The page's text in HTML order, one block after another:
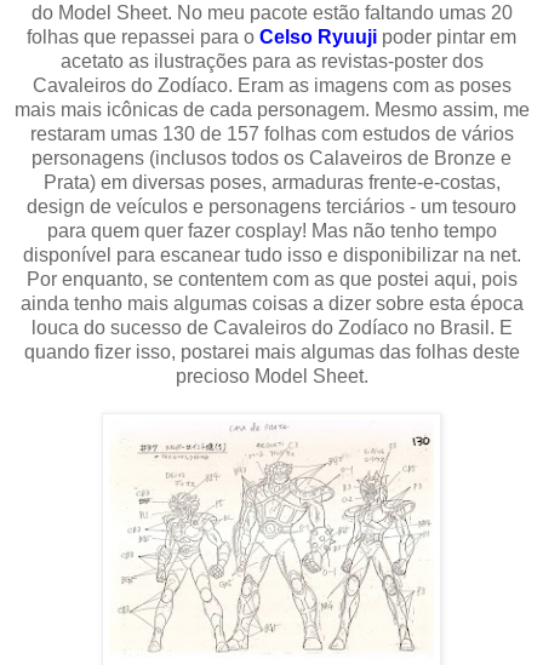
do Model Sheet. No meu pacote estãofaltando umas 20
folhas que repassei para o Celso Ryuuji poder pintar em
acetato as ilustrações para as revistas-poster dos
Cavaleiros do Zodíaco. Eram as imagens com as poses
mais mais icônicas de cada personagem. Mesmo assim, me
restaram umas 130 de 157 folhas com estudos de vários
personagens (inclusos todos os Calaveiros de Bronze e
Prata) em diversas poses, armaduras frente-e-costas,
design de veículos e personagens terciários - um tesouro
para quem quer fazer cosplay! Mas não tenho tempo
disponível para escanear tudo isso e disponibilizar na net.
Por enquanto, se contentem com as que postei aqui, pois
ainda tenho mais algumas coisas a dizer sobre esta época
louca do sucesso de Cavaleiros do Zodíaco no Brasil. E
quando fizer isso, postarei mais algumas das folhas deste
precioso Model Sheet.